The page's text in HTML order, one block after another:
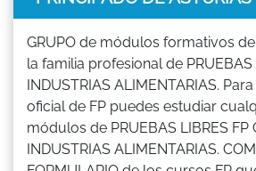
GRUPO de módulos formativos
la familia profesional de PRUEBAS
INDUSTRIAS ALIMENTARIAS.
oficial de FP puedes estudiar
módulos de PRUEBAS LIBRES FP
INDUSTRIAS ALIMENTARIAS.